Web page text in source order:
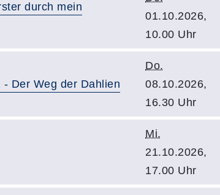
durch mein
01.10.2026,
10.00 Uhr
Der Weg der Dahlien
Do.
08.10.2026,
16.30 Uhr
Mi.
21.10.2026,
17.00 Uhr